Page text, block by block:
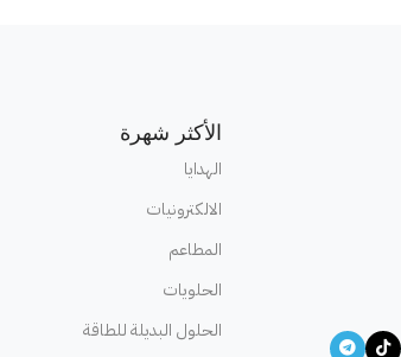
الأكثر شهرة
الهدايا
الالكترونيات
المطاعم
الحلويات
الحلول البديلة للطاقة